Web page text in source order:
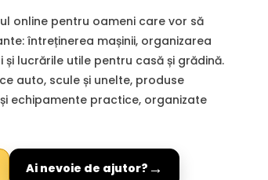
online pentru oameni care vor să
întreținerea mașinii, organizarea
lucrările utile pentru casă și grădină.
auto, scule și unelte, produse
echipamente practice, organizate
Ai nevoie de ajutor? →